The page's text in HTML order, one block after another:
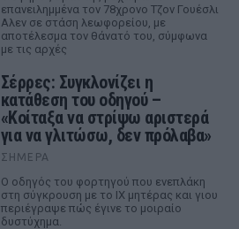
επανειλημμένα τον 78χρονο Τζον Γουέσλι
Αλεν σε στάση λεωφορείου, με
αποτέλεσμα τον θάνατό του, σύμφωνα
με τις αρχές
Σέρρες: Συγκλονίζει η
κατάθεση του οδηγού –
«Κοίταξα να στρίψω αριστερά
για να γλιτώσω, δεν πρόλαβα»
ΣΉΜΕΡΑ
Ο οδηγός του φορτηγού που ενεπλάκη
στη σύγκρουση με το ΙΧ μητέρας και γιου
περιέγραψε πώς έγινε το μοιραίο
δυστύχημα.